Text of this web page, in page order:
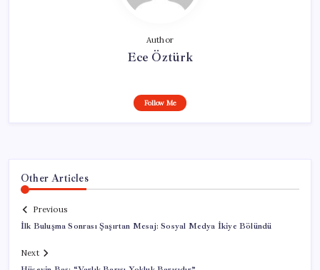
Author
Ece Öztürk
Follow Me
Other Articles
Previous
İlk Buluşma Sonrası Şaşırtan Mesaj: Sosyal Medya İkiye Bölündü
Next